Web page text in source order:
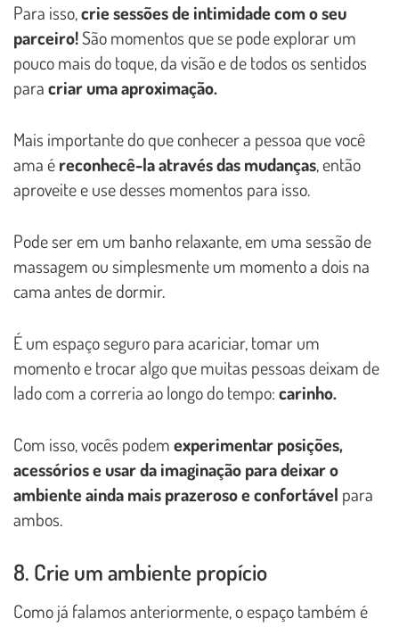
Para isso,crie sessões de intimidade com o seu
parceiro!São momentos que se pode explorar um
pouco mais do toque, da visão e de todos os sentidos
paracriar uma aproximação.
Mais importante do que conhecer a pessoa que você
ama éreconhecê-la através das mudanças, então
aproveite e use desses momentos para isso.
Pode ser em um banho relaxante, em uma sessão de
massagem ou simplesmente um momento a dois na
cama antes de dormir.
É um espaço seguro para acariciar, tomar um
momento e trocar algo que muitas pessoas deixam de
lado com a correria ao longo do tempo:carinho.
Com isso, vocês podemexperimentar posições,
acessórios e usar da imaginação para deixar o
ambiente ainda mais prazeroso e confortável para
ambos.
8. Crie um ambiente propício
Como já falamos anteriormente, o espaço também é